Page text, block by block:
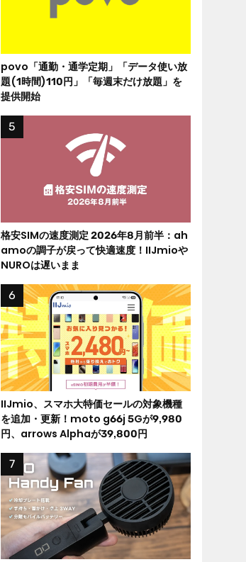
povo「通勤・通学定期」「データ使い放
題(1時間)110円」「毎週末だけ放題」を
提供開始
格安SIMの速度測定 2026年8月前半：ah
amoの調子が戻って快適速度！IIJmioや
NUROは遅いまま
IIJmio、スマホ大特価セールの対象機種
を追加・更新！moto g66j 5Gが9,980
円、arrows Alphaが39,800円